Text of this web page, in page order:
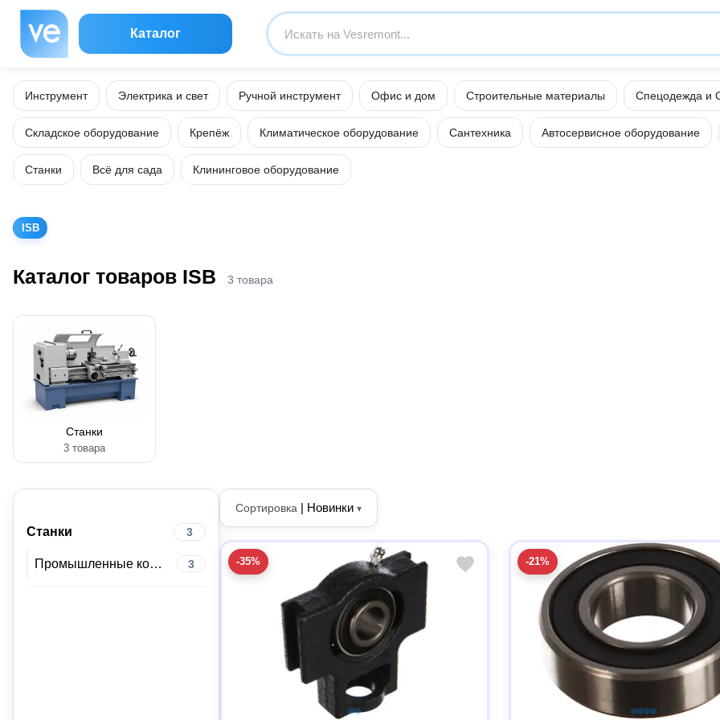
Каталог
Инструмент Электрика и свет Ручной инструмент Офис и дом Строительные материалы Спецодежда и
Складское оборудование Крепёж Климатическое оборудование Сантехника Автосервисное оборудование
Станки Всё для сада Клининговое оборудование
ISB
Каталог товаров ISB 3 товара
Станки
3 товара
Станки 3
Промышленные компоненты 3
Сортировка | Новинки ▾
-35% -21%